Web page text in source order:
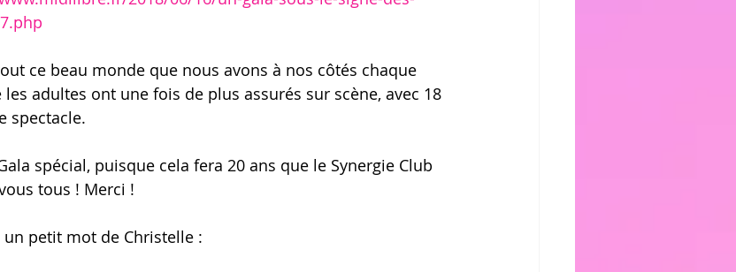
ce beau monde que nous avons à nos côtés chaque
adultes ont une fois de plus assurés sur scène, avec 18
spectacle.
spécial, puisque cela fera 20 ans que le Synergie Club
tous ! Merci !
petit mot de Christelle :